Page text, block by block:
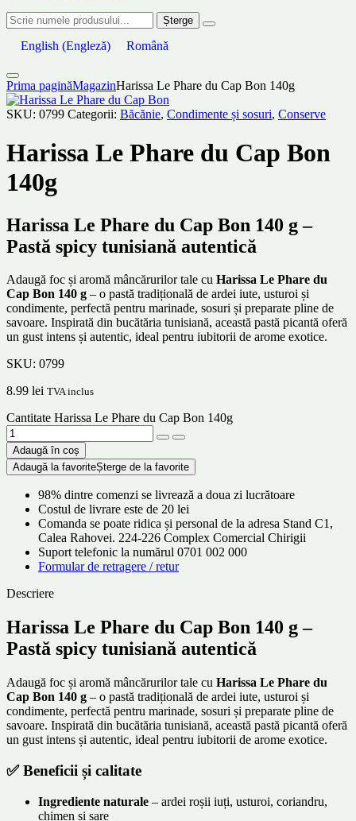
Șterge
English (Engleză) Română
Prima paginăMagazinHarissa Le Phare du Cap Bon 140g
SKU: 0799 Categorii: Băcănie, Condimente și sosuri, Conserve
Harissa Le Phare du Cap Bon
140g
Harissa Le Phare du Cap Bon 140 g –
Pastă spicy tunisiană autentică
Adaugă foc și aromă mâncărurilor tale cu Harissa Le Phare du
Cap Bon 140 g – o pastă tradițională de ardei iute, usturoi și
condimente, perfectă pentru marinade, sosuri și preparate pline de
savoare. Inspirată din bucătăria tunisiană, această pastă picantă oferă
un gust intens și autentic, ideal pentru iubitorii de arome exotice.
SKU: 0799
8.99 lei TVA inclus
Cantitate Harissa Le Phare du Cap Bon 140g
Adaugă în coș
Adaugă la favoriteȘterge de la favorite
98% dintre comenzi se livrează a doua zi lucrătoare
Costul de livrare este de 20 lei
Comanda se poate ridica și personal de la adresa Stand C1,
Calea Rahovei. 224-226 Complex Comercial Chirigii
Suport telefonic la numărul 0701 002 000
Formular de retragere / retur
Descriere
Harissa Le Phare du Cap Bon 140 g –
Pastă spicy tunisiană autentică
Adaugă foc și aromă mâncărurilor tale cu Harissa Le Phare du
Cap Bon 140 g – o pastă tradițională de ardei iute, usturoi și
condimente, perfectă pentru marinade, sosuri și preparate pline de
savoare. Inspirată din bucătăria tunisiană, această pastă picantă oferă
un gust intens și autentic, ideal pentru iubitorii de arome exotice.
✅Beneficii și calitate
Ingrediente naturale – ardei roșii iuți, usturoi, coriandru,
chimen și sare